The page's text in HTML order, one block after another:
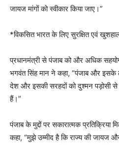
जायज मांगों को स्वीकार किया जाए।”
*विकसित भारत के लिए सुरक्षित एवं
प्रधानमंत्री से पंजाब को और अधिक
भगवंत सिंह मान ने कहा, “पंजाब और
देश और इसकी सरहदों को दुश्मन पड़ोसी से
हैं।”
पंजाब के मुद्दों पर सकारात्मक प्रतिक्रिया
कहा, “मुझे उम्मीद है कि राज्य की जायज